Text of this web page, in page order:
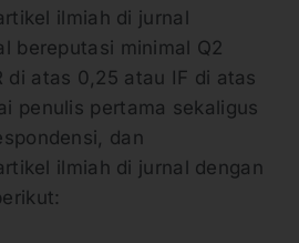
ilmiah di jurnal
bereputasi minimal Q2
di atas 0,25 atau IF di atas
penulis pertama sekaligus
dan
ilmiah di jurnal dengan